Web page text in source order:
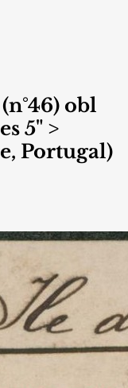
obl
5" >
Portugal)